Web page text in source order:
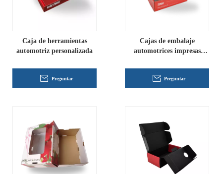
Caja de herramientas
automotriz personalizada
Preguntar
Cajas de embalaje
automotrices impresas
Preguntar